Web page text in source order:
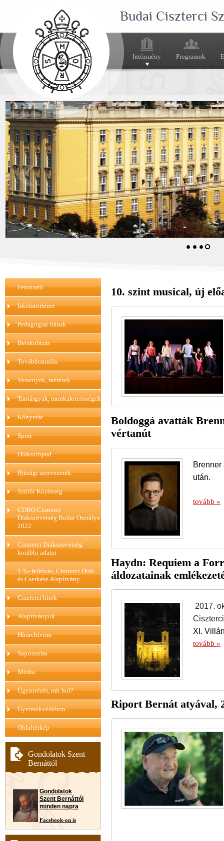
Budai Ciszterci
Intézmény Programok
Fenntartó
Iskolatörténet
Pedagógiai írások
Beiskolázás
Továbbtanulás
Versenyek, mérések
Tantárgyak, munkaközösségek
Könyvtár
Sport
Diákszínpad
Ifjúsági szervezetek
Szülői Közösség
CDBO Ciszterci
Diákszövetség Budai Osztálya
2022
Ciszterci Diákszövetség
korábbi adatai
1 %- felhívás, Ciszterci Diák
és Cserkész Alapítvány
Ciszterci hírek
Alapítványok
Hírarchívum
Sajtószoba
Média
Ügyintézés, mit hol?
Gyermekvédelem
Oldaltérkép
Gondolatok Szent
Bernáttól
Gondolatok
Szent Bernáttól
minden napra
Facebook-on is
10. szint musical, új
Boldoggá avatták
vértanút
Brenner
után.
tovább »
Haydn: Requiem a
áldozatainak
2017.
XI.
tovább »
Riport Bernát atyával,